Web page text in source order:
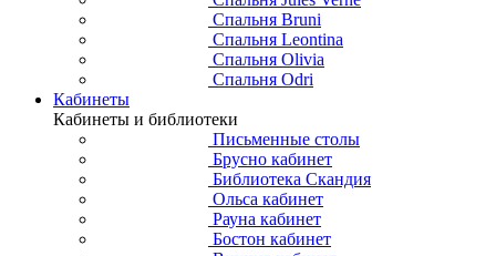
Спальня Bruni
Спальня Leontina
Спальня Olivia
Спальня Odri
Кабинеты
Кабинеты и библиотеки
Письменные столы
Брусно кабинет
Библиотека Скандия
Ольса кабинет
Рауна кабинет
Бостон кабинет